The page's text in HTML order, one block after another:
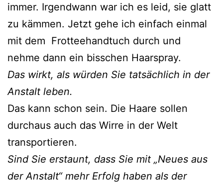
immer. Irgendwann war ich es leid, sie glatt
zu kämmen. Jetzt gehe ich einfach einmal
mit dem Frotteehandtuch durch und
nehme dann ein bisschen Haarspray.
Das wirkt, als würden Sie tatsächlich in der
Anstalt leben.
Das kann schon sein. Die Haare sollen
durchaus auch das Wirre in der Welt
transportieren.
Sind Sie erstaunt, dass Sie mit „Neues aus
der Anstalt“ mehr Erfolg haben als der